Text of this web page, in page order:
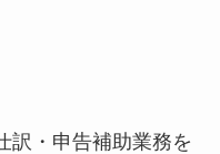
訳・申告補助業務を